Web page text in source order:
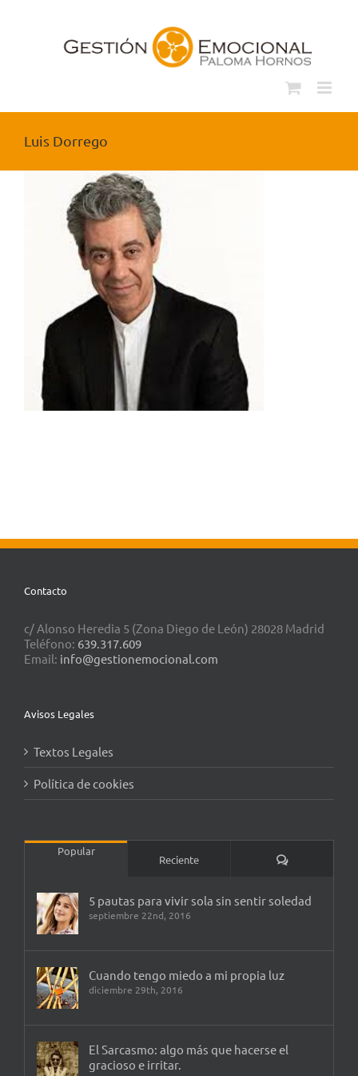
Luis Dorrego
Contacto
c/ Alonso Heredia 5 (Zona Diego de León) 28028 Madrid
Teléfono: 639.317.609
Email: info@gestionemocional.com
Avisos Legales
Textos Legales
Política de cookies
Popular
Reciente Comentarios
5 pautas para vivir sola sin sentir soledad
septiembre 22nd, 2016
Cuando tengo miedo a mi propia luz
diciembre 29th, 2016
El Sarcasmo: algo más que hacerse el
gracioso e irritar.